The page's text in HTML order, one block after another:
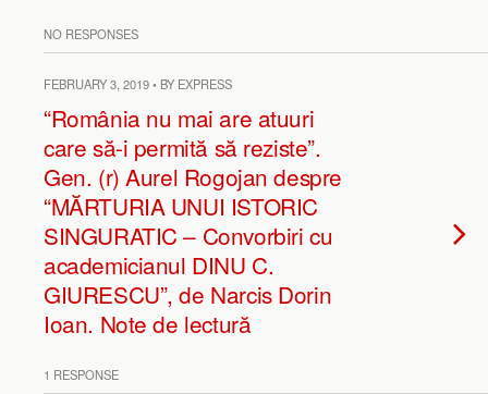
NO RESPONSES
FEBRUARY 3, 2019 • BY EXPRESS
“România nu mai are atuuri
care să-i permită să reziste”.
Gen. (r) Aurel Rogojan despre
“MĂRTURIA UNUI ISTORIC
SINGURATIC – Convorbiri cu
academicianul DINU C.
GIURESCU”, de Narcis Dorin
Ioan. Note de lectură
1 RESPONSE